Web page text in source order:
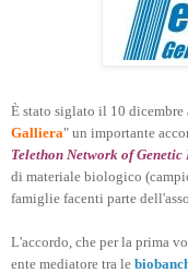
È stato siglato il 10 dicembre
Galliera" un importante
Telethon Network of
di materiale biologico
famiglie facenti parte
L'accordo, che per la prima
ente mediatore tra le